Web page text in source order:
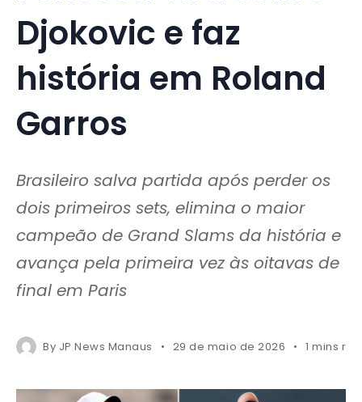
Djokovic e faz
história em Roland
Garros
Brasileiro salva partida após perder os
dois primeiros sets, elimina o maior
campeão de Grand Slams da história e
avança pela primeira vez às oitavas de
final em Paris
By JP News Manaus 29 de maio de 2026 1 mins